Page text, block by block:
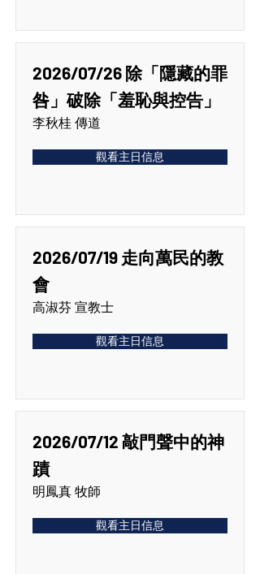
2026/07/26 除「隱藏的罪
咎」破除「羞恥與控告」
李秋桂 傳道
觀看主日信息
2026/07/19 走向萬民的教
會
高淑芬 宣教士
觀看主日信息
2026/07/12 敲門聲中的神
蹟
明鳳真 牧師
觀看主日信息